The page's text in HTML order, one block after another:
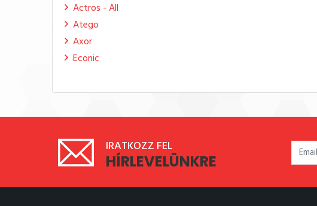
Actros - All
Atego
Axor
Econic
IRATKOZZ FEL
HÍRLEVELÜNKRE